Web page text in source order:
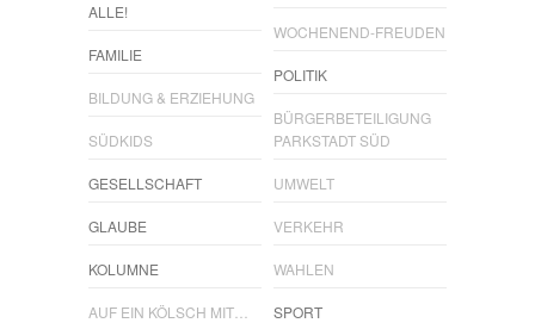
ALLE!
FAMILIE
BILDUNG & ERZIEHUNG
SÜDKIDS
GESELLSCHAFT
GLAUBE
KOLUMNE
AUF EIN KÖLSCH MIT…
WOCHENEND-FREUDEN
POLITIK
BÜRGERBETEILIGUNG
PARKSTADT SÜD
UMWELT
VERKEHR
WAHLEN
SPORT